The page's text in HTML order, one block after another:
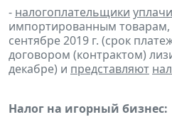
- налогоплательщики
импортированным
сентябре 2019 г. (срок
договором (контрактом)
декабре) и представляют
Налог на игорный бизнес: